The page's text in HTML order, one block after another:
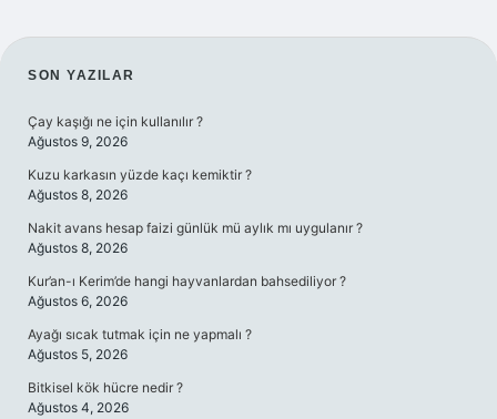
SIDEBAR
SON YAZILAR
Çay kaşığı ne için kullanılır ?
Ağustos 9, 2026
Kuzu karkasın yüzde kaçı kemiktir ?
Ağustos 8, 2026
Nakit avans hesap faizi günlük mü aylık mı uygulanır ?
Ağustos 8, 2026
Kur’an-ı Kerim’de hangi hayvanlardan bahsediliyor ?
Ağustos 6, 2026
Ayağı sıcak tutmak için ne yapmalı ?
Ağustos 5, 2026
Bitkisel kök hücre nedir ?
Ağustos 4, 2026